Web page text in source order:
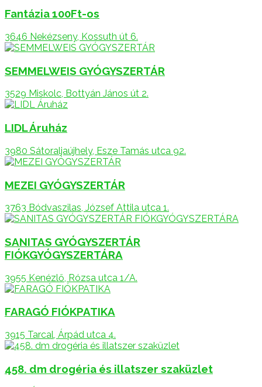
Fantázia 100Ft-os
3646 Nekézseny, Kossuth út 6.
SEMMELWEIS GYÓGYSZERTÁR
3529 Miskolc, Bottyán János út 2.
LIDL Áruház
3980 Sátoraljaújhely, Esze Tamás utca 92.
MEZEI GYÓGYSZERTÁR
3763 Bódvaszilas, József Attila utca 1.
SANITAS GYÓGYSZERTÁR
FIÓKGYÓGYSZERTÁRA
3955 Kenézlő, Rózsa utca 1/A.
FARAGÓ FIÓKPATIKA
3915 Tarcal, Árpád utca 4.
458. dm drogéria és illatszer szaküzlet